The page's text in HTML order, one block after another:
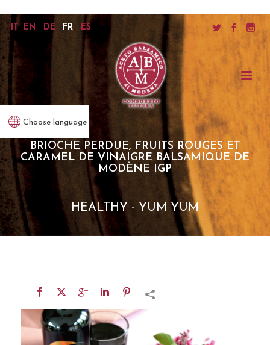
Choose language
BRIOCHE PERDUE, FRUITS ROUGES ET
CARAMEL DE VINAIGRE BALSAMIQUE DE
MODÈNE IGP
HEALTHY - YUM YUM
IT EN DE FR ES